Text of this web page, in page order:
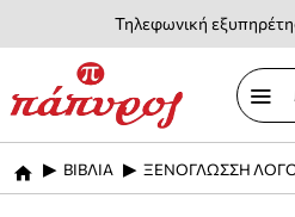
Τηλεφωνική
home
ΒΙΒΛΙΑ ΞΕΝΟΓΛΩΣΣΗ